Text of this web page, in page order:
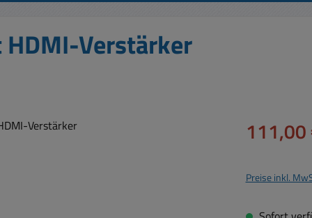
Verstärker
Verkaufspreis:
111,00
Preise inkl.